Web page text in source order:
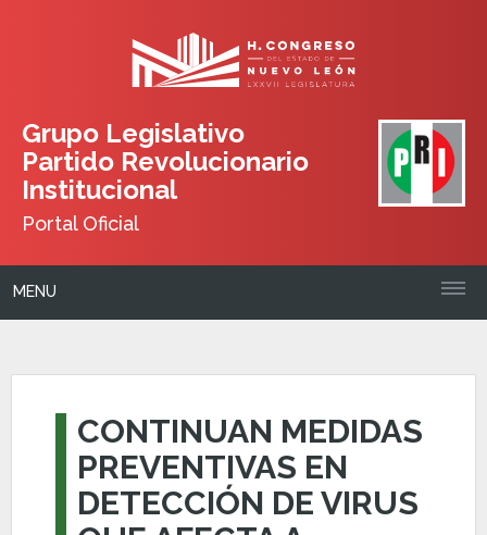
Grupo Legislativo
Partido Revolucionario
Institucional
Portal Oficial
MENU
CONTINUAN MEDIDAS
PREVENTIVAS EN
DETECCIÓN DE VIRUS